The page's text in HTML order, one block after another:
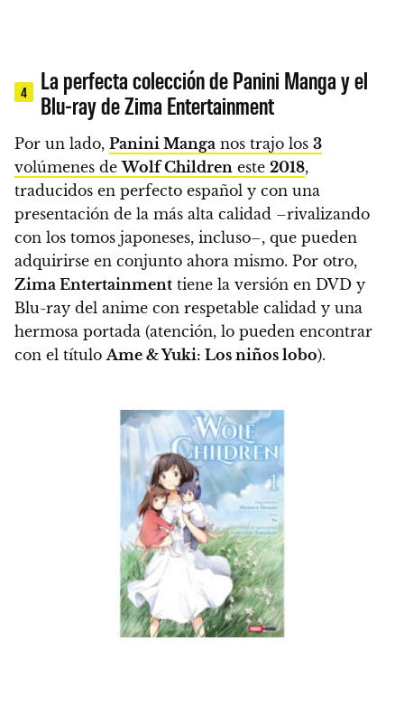
4
La perfecta colección de Panini Manga y el
Blu-ray de Zima Entertainment
Por un lado, Panini Manga nos trajo los 3
volúmenes deWolf Children este 2018,
traducidos en perfecto español y con una
presentación de la más alta calidad –rivalizando
con los tomos japoneses, incluso–, que pueden
adquirirse en conjunto ahora mismo. Por otro,
Zima Entertainment tiene la versión en DVD y
Blu-ray del anime con respetable calidad y una
hermosa portada (atención, lo pueden encontrar
con el títuloAme & Yuki: Los niños lobo).